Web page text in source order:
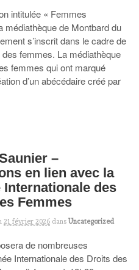
intitulée « Femmes
médiathèque de Montbard du
s’inscrit dans le cadre de
femmes. La médiathèque
femmes qui ont marqué
d’un abécédaire créé par
–
en lien avec la
Internationale des
Femmes
21 février 2026 dans Uncategorized
de nombreuses
Internationale des Droits des